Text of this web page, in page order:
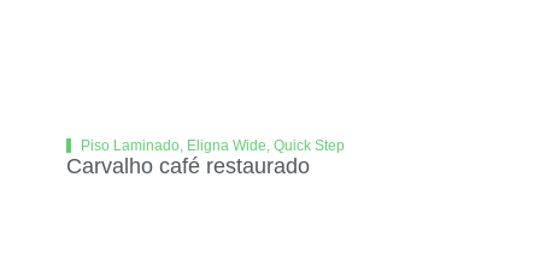
Piso Laminado, Eligna Wide, Quick Step
Carvalho café restaurado